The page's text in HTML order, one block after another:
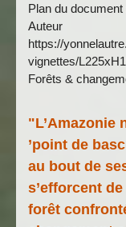
Plan du
Auteur
https://
vignettes/
Forêts &
"L’Amazonie
’point de
au bout de
s’efforcent
forêt